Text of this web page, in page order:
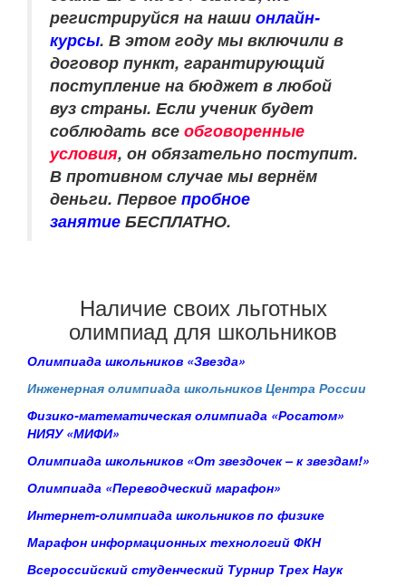
регистрируйся на наши онлайн-
курсы. В этом году мы включили в
договор пункт, гарантирующий
поступление на бюджет в любой
вуз страны. Если ученик будет
соблюдать все обговоренные
условия, он обязательно поступит.
В противном случае мы вернём
деньги. Первое пробное
занятие БЕСПЛАТНО.
Наличие своих льготных
олимпиад для школьников
Олимпиада школьников «Звезда»
Инженерная олимпиада школьников Центра России
Физико-математическая олимпиада «Росатом»
НИЯУ «МИФИ»
Олимпиада школьников «От звездочек – к звездам!»
Олимпиада «Переводческий марафон»
Интернет-олимпиада школьников по физике
Марафон информационных технологий ФКН
Всероссийский студенческий Турнир Трех Наук